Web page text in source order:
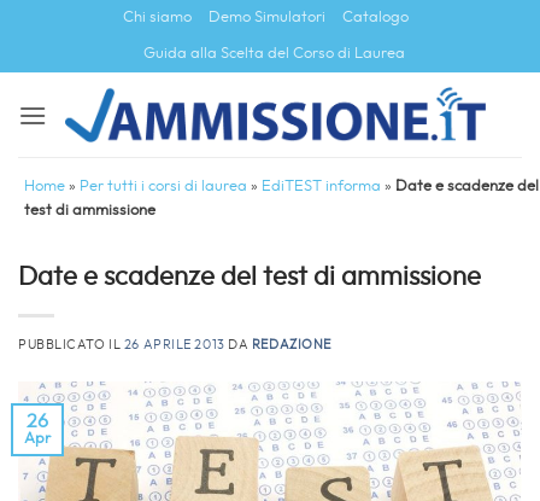
contenuti
Chi siamo Demo Simulatori Catalogo
Guida alla Scelta del Corso di Laurea
Home » Per tutti i corsi di laurea » EdiTEST informa » Date e scadenze del
test di ammissione
Date e scadenze del test di ammissione
PUBBLICATO IL 26 APRILE 2013 DA REDAZIONE
26
Apr